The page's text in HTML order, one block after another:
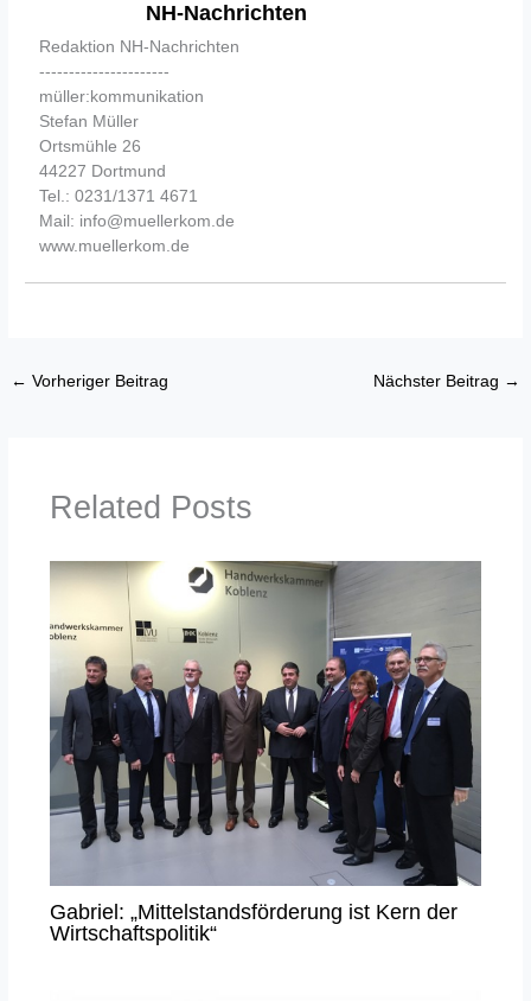
NH-Nachrichten
Redaktion NH-Nachrichten
----------------------
müller:kommunikation
Stefan Müller
Ortsmühle 26
44227 Dortmund
Tel.: 0231/1371 4671
Mail: info@muellerkom.de
www.muellerkom.de
← Vorheriger Beitrag Nächster Beitrag →
Related Posts
Gabriel: „Mittelstandsförderung ist Kern der
Wirtschaftspolitik“